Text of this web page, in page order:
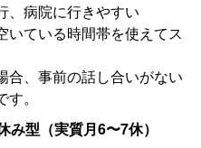
、病院に行きやすい
いている時間帯を使えてス
合、事前の話し合いがない
。
み型（実質月6〜7休）